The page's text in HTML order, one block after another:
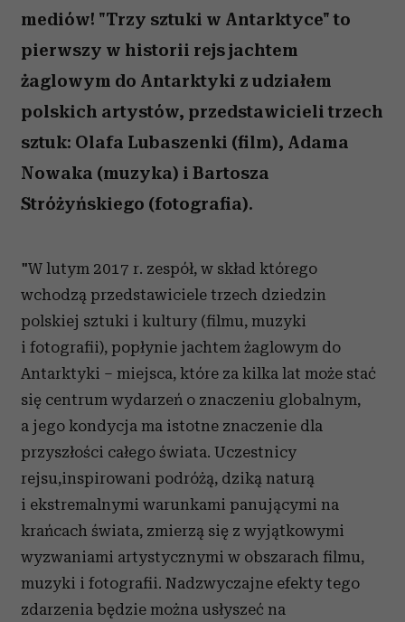
mediów! "Trzy sztuki w Antarktyce" to
pierwszy w historii rejs jachtem
żaglowym do Antarktyki z udziałem
polskich artystów, przedstawicieli trzech
sztuk: Olafa Lubaszenki (film), Adama
Nowaka (muzyka) i Bartosza
Stróżyńskiego (fotografia).
"W lutym 2017 r. zespół, w skład którego
wchodzą przedstawiciele trzech dziedzin
polskiej sztuki i kultury (filmu, muzyki
i fotografii), popłynie jachtem żaglowym do
Antarktyki – miejsca, które za kilka lat może stać
się centrum wydarzeń o znaczeniu globalnym,
a jego kondycja ma istotne znaczenie dla
przyszłości całego świata. Uczestnicy
rejsu,inspirowani podróżą, dziką naturą
i ekstremalnymi warunkami panującymi na
krańcach świata, zmierzą się z wyjątkowymi
wyzwaniami artystycznymi w obszarach filmu,
muzyki i fotografii. Nadzwyczajne efekty tego
zdarzenia będzie można usłyszeć na